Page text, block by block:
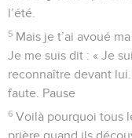
fidèles ! Tout le
ont recours à toi.
21 Tu les abrites en ta
humaines. Tu les
à moi qui étais